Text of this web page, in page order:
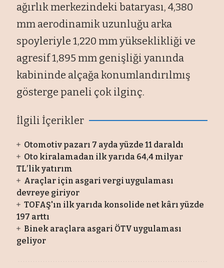
ağırlık merkezindeki bataryası, 4,380
mm aerodinamik uzunluğu arka
spoyleriyle 1,220 mm yükseklikliği ve
agresif 1,895 mm genişliği yanında
kabininde alçağa konumlandırılmış
gösterge paneli çok ilginç.
İlgili İçerikler
Otomotiv pazarı 7 ayda yüzde 11 daraldı
Oto kiralamadan ilk yarıda 64,4 milyar
TL’lik yatırım
Araçlar için asgari vergi uygulaması
devreye giriyor
TOFAŞ'ın ilk yarıda konsolide net kârı yüzde
197 arttı
Binek araçlara asgari ÖTV uygulaması
geliyor